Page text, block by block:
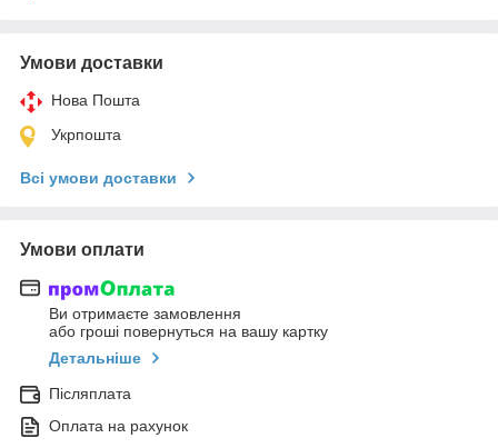
Умови доставки
Нова Пошта
Укрпошта
Всі умови доставки
Умови оплати
Ви отримаєте замовлення
або гроші повернуться на вашу картку
Детальніше
Післяплата
Оплата на рахунок